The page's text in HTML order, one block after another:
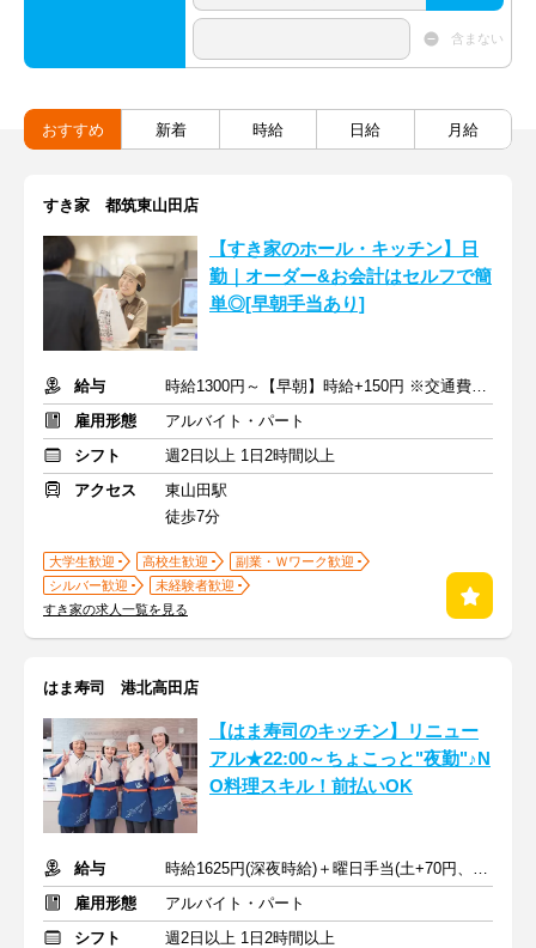
含まない
おすすめ 新着 時給 日給 月給
すき家 都筑東山田店
【すき家のホール・キッチン】日
勤｜オーダー&お会計はセルフで簡
単◎[早朝手当あり]
給与
時給1300円～【早朝】時給+150円 ※交通費支給
雇用形態
アルバイト・パート
シフト
週2日以上 1日2時間以上
アクセス
東山田駅
徒歩7分
大学生歓迎 高校生歓迎
副業・Ｗワーク歓迎
シルバー歓迎
未経験者歓迎
すき家の求人一覧を見る
はま寿司 港北高田店
【はま寿司のキッチン】リニュー
アル★22:00～ちょこっと"夜勤"♪N
O料理スキル！前払いOK
給与
時給1625円(深夜時給)＋曜日手当(土+70円、日祝+100円)
雇用形態
アルバイト・パート
シフト
週2日以上 1日2時間以上